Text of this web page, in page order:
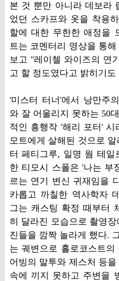
본 것 뿐만 아니라 데보라
었던 스카프와 옷을 착용
할에 대한 무한한 애정을
트는 코멘터리 영상을 통
보고 "레이첼 와이즈의 연
고 할 정도였다고 밝히기도
'미스터 터너'에서 낭만주
와 잘 어울리지 못하는 50
적인 흥행작 '해리 포터' 시
모트에게 살해된 것으로
터 페티그루, 일명 웜 테일
한 티모시 스폴은 '나는 부
르는 연기 변신 귀재임을
카롭고 까칠한 역사학자
그는 캐스팅 확정 때부터
히 달라진 모습으로 촬영
진들을 깜짝 놀라게 했다.
는 궤변으로 홀로코스트의
어빙의 말투와 제스처 등
속에 끼지 못하고 주변을